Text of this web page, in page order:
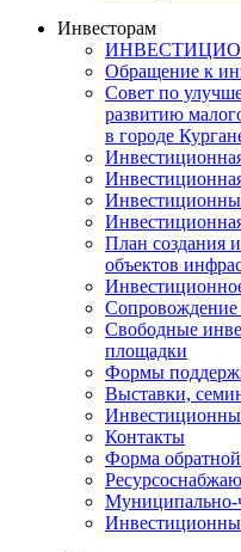
Инвесторам
Обращение к
Совет по
развитию
в городе
План создания
объектов
Сопровождение
Свободные
площадки
Формы
Выставки,
Контакты
Форма обратной
Муниципально-